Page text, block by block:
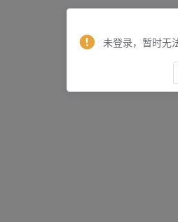
未登录，暂时无